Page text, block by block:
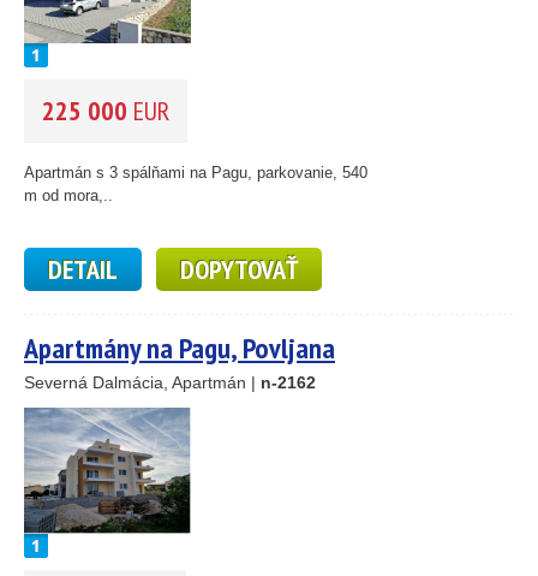
225 000 EUR
Apartmán s 3 spálňami na Pagu, parkovanie, 540
m od mora,..
DETAIL DOPYTOVAŤ
Apartmány na Pagu, Povljana
Severná Dalmácia, Apartmán | n-2162